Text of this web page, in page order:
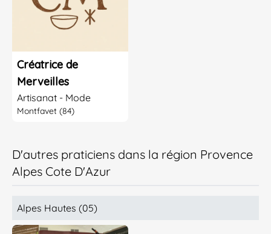
Créatrice de
Merveilles
Artisanat - Mode
Montfavet (84)
D'autres praticiens dans la région Provence
Alpes Cote D'Azur
Alpes Hautes (05)